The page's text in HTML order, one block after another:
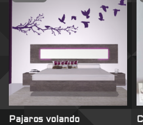
Pajaros volando